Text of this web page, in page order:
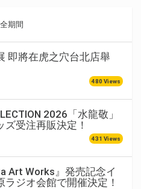
全期間
即將在虎之穴台北店舉
480 Views
2026「水龍敬」
ズ受注再販決定！
431 Views
Art Works』発売記念イ
ラジオ会館で開催決定！